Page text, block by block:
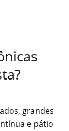
grandes
e pátio